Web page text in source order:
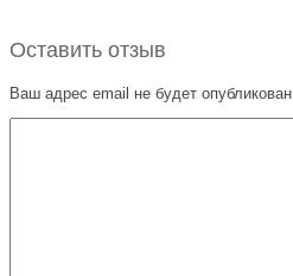
Оставить отзыв
Ваш адрес email не будет опубликован.